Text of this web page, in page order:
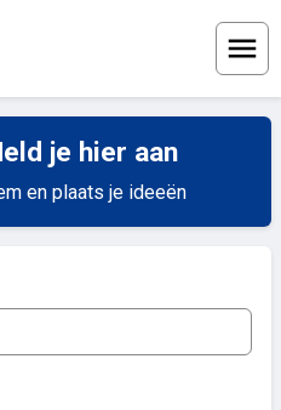
je hier aan
en plaats je ideeën